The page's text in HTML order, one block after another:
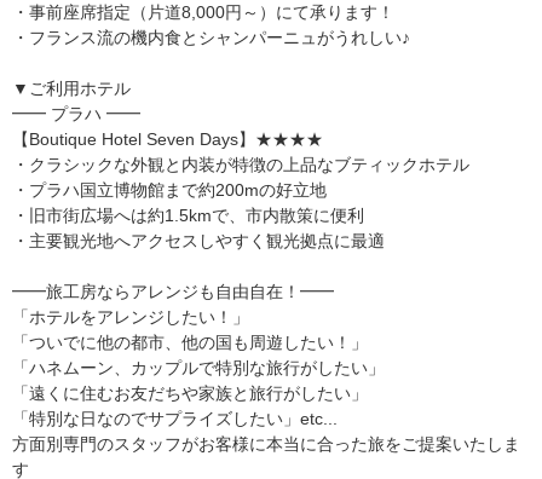
・事前座席指定（片道8,000円～）にて承ります！
・フランス流の機内食とシャンパーニュがうれしい♪
▼ご利用ホテル
━━ プラハ ━━
【Boutique Hotel Seven Days】★★★★
・クラシックな外観と内装が特徴の上品なブティックホテル
・プラハ国立博物館まで約200mの好立地
・旧市街広場へは約1.5kmで、市内散策に便利
・主要観光地へアクセスしやすく観光拠点に最適
━━旅工房ならアレンジも自由自在！━━
「ホテルをアレンジしたい！」
「ついでに他の都市、他の国も周遊したい！」
「ハネムーン、カップルで特別な旅行がしたい」
「遠くに住むお友だちや家族と旅行がしたい」
「特別な日なのでサプライズしたい」etc...
方面別専門のスタッフがお客様に本当に合った旅をご提案いたしま
す